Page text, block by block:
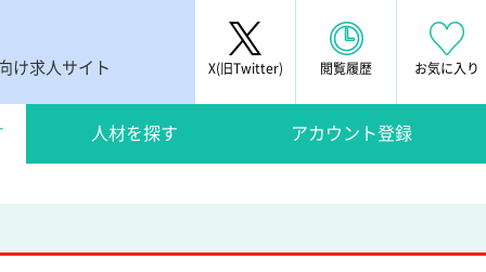
け求人サイト X(旧Twitter) 閲覧履歴 お気に入り
人材を探す アカウント登録